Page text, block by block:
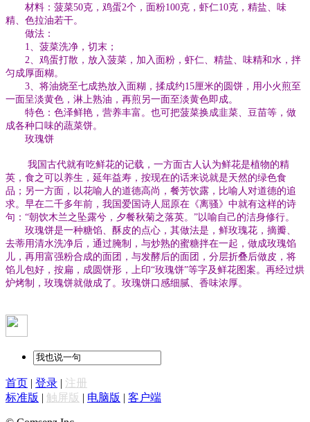
材料：菠菜50克，鸡蛋2个，面粉100克，虾仁10克，精盐、味
精、色拉油若干。
做法：
1、菠菜洗净，切末；
2、鸡蛋打散，放入菠菜，加入面粉，虾仁、精盐、味精和水，拌
匀成厚面糊。
3、将油烧至七成热放入面糊，揉成约15厘米的圆饼，用小火煎至
一面呈淡黄色，淋上熟油，再煎另一面至淡黄色即成。
特色：色泽鲜艳，营养丰富。也可把菠菜换成韭菜、豆苗等，做
成各种口味的蔬菜饼。
玫瑰饼
我国古代就有吃鲜花的记载，一方面古人认为鲜花是植物的精
英，食之可以养生，延年益寿，按现在的话来说就是天然的绿色食
品；另一方面，以花喻人的道德高尚，餐芳饮露，比喻人对道德的追
求。早在二千多年前，我国爱国诗人屈原在《离骚》中就有这样的诗
句：“朝饮木兰之坠露兮，夕餐秋菊之落英。”以喻自己的洁身修行。
玫瑰饼是一种糖馅、酥皮的点心，其做法是，鲜玫瑰花，摘瓣、
去蒂用清水洗净后，通过腌制，与炒熟的蜜糖拌在一起，做成玫瑰馅
儿，再用富强粉合成的面团，与发酵后的面团，分层折叠后做皮，将
馅儿包好，按扁，成圆饼形，上印“玫瑰饼”等字及鲜花图案。再经过烘
炉烤制，玫瑰饼就做成了。玫瑰饼口感细腻、香味浓厚。
首页 | 登录 | 注册
标准版 | 触屏版 | 电脑版 | 客户端